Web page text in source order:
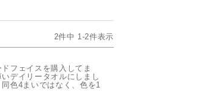
2件中 1-2件表示
フェイスを購入してま
デイリータオルにしまし
色4まいではなく、色を1